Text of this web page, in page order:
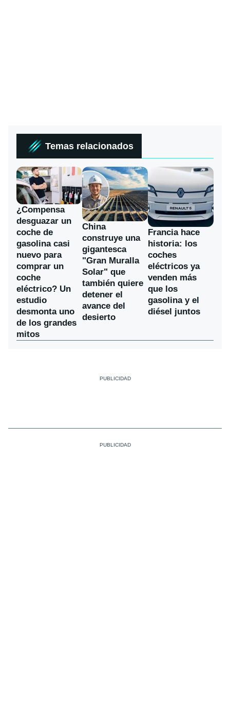
Temas relacionados
¿Compensa
desguazar un
coche de
gasolina casi
nuevo para
comprar un
coche
eléctrico? Un
estudio
desmonta uno
de los grandes
mitos
China
construye una
gigantesca
"Gran Muralla
Solar" que
también quiere
detener el
avance del
desierto
Francia hace
historia: los
coches
eléctricos ya
venden más
que los
gasolina y el
diésel juntos